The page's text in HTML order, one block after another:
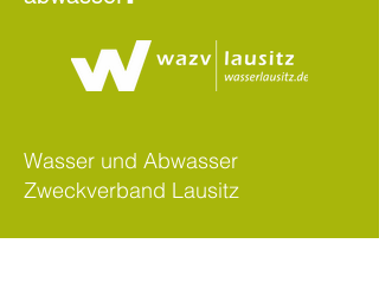
Wasser und Abwasser
Zweckverband Lausitz